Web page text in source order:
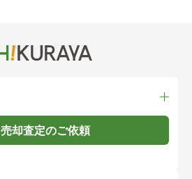
売却査定のご依頼